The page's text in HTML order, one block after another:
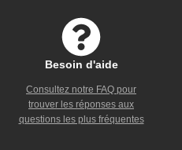
Besoin d'aide
Consultez notre FAQ pour
trouver les réponses aux
questions les plus fréquentes